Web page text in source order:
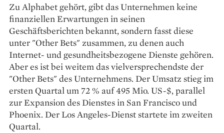
Zu Alphabet gehört, gibt das Unternehmen keine
finanziellen Erwartungen in seinen
Geschäftsberichten bekannt, sondern fasst diese
unter "Other Bets" zusammen, zu denen auch
Internet- und gesundheitsbezogene Dienste gehören.
Aber es ist bei weitem das vielversprechendste der
"Other Bets" des Unternehmens. Der Umsatz stieg im
ersten Quartal um 72 % auf 495 Mio. US-$, parallel
zur Expansion des Dienstes in San Francisco und
Phoenix. Der Los Angeles-Dienst startete im zweiten
Quartal.